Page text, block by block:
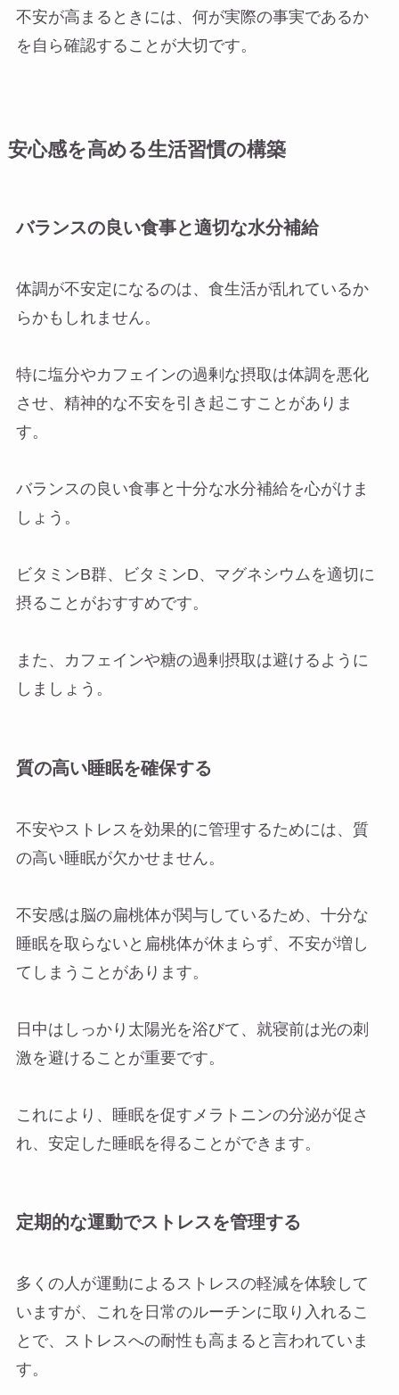
不安が高まるときには、何が実際の事実であるか
を自ら確認することが大切です。
安心感を高める生活習慣の構築
バランスの良い食事と適切な水分補給
体調が不安定になるのは、食生活が乱れているか
らかもしれません。
特に塩分やカフェインの過剰な摂取は体調を悪化
させ、精神的な不安を引き起こすことがありま
す。
バランスの良い食事と十分な水分補給を心がけま
しょう。
ビタミンB群、ビタミンD、マグネシウムを適切に
摂ることがおすすめです。
また、カフェインや糖の過剰摂取は避けるように
しましょう。
質の高い睡眠を確保する
不安やストレスを効果的に管理するためには、質
の高い睡眠が欠かせません。
不安感は脳の扁桃体が関与しているため、十分な
睡眠を取らないと扁桃体が休まらず、不安が増し
てしまうことがあります。
日中はしっかり太陽光を浴びて、就寝前は光の刺
激を避けることが重要です。
これにより、睡眠を促すメラトニンの分泌が促さ
れ、安定した睡眠を得ることができます。
定期的な運動でストレスを管理する
多くの人が運動によるストレスの軽減を体験して
いますが、これを日常のルーチンに取り入れるこ
とで、ストレスへの耐性も高まると言われていま
す。